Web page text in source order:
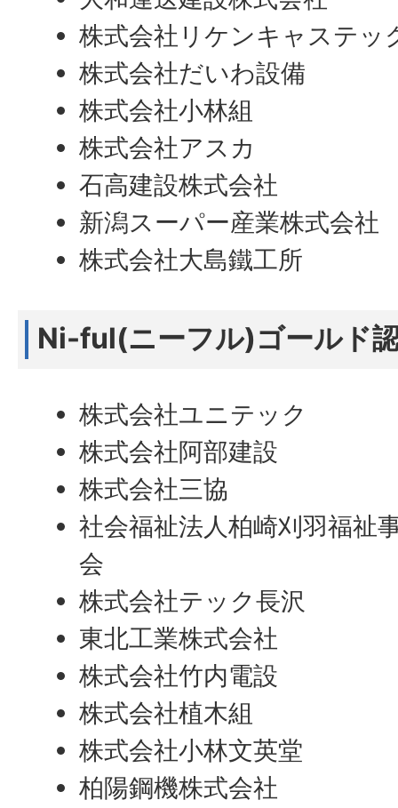
株式会社リケンキャステッ
株式会社だいわ設備
株式会社小林組
株式会社アスカ
石高建設株式会社
新潟スーパー産業株式会社
株式会社大島鐵工所
Ni-ful(ニーフル)ゴールド
株式会社ユニテック
株式会社阿部建設
株式会社三協
社会福祉法人柏崎刈羽福祉
会
株式会社テック長沢
東北工業株式会社
株式会社竹内電設
株式会社植木組
株式会社小林文英堂
柏陽鋼機株式会社